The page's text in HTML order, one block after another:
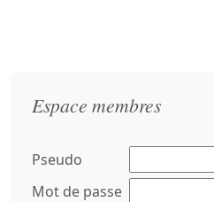
Espace membres
Pseudo
Mot de passe